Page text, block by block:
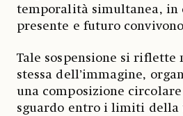
temporalità simultanea, in
presente e futuro
Tale sospensione si riflette
stessa dell’immagine,
una composizione
sguardo entro i limiti della